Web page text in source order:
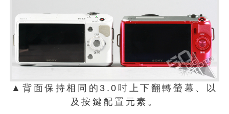
▲背面保持相同的3.0吋上下翻轉螢幕、以
及按鍵配置元素。